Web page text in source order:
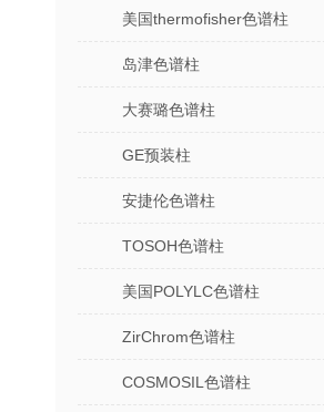
美国thermofisher色谱柱
岛津色谱柱
大赛璐色谱柱
GE预装柱
安捷伦色谱柱
TOSOH色谱柱
美国POLYLC色谱柱
ZirChrom色谱柱
COSMOSIL色谱柱